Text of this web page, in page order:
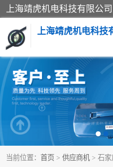
上海靖虎机电科技
当前位置： 首页 > 供应商机 > 石
SDI仪
PH电导测试笔
水质检测仪
PH电导测试仪